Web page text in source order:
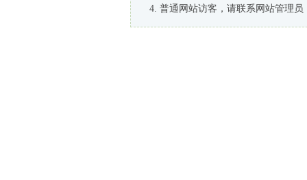
普通网站访客，请联系网站管理员